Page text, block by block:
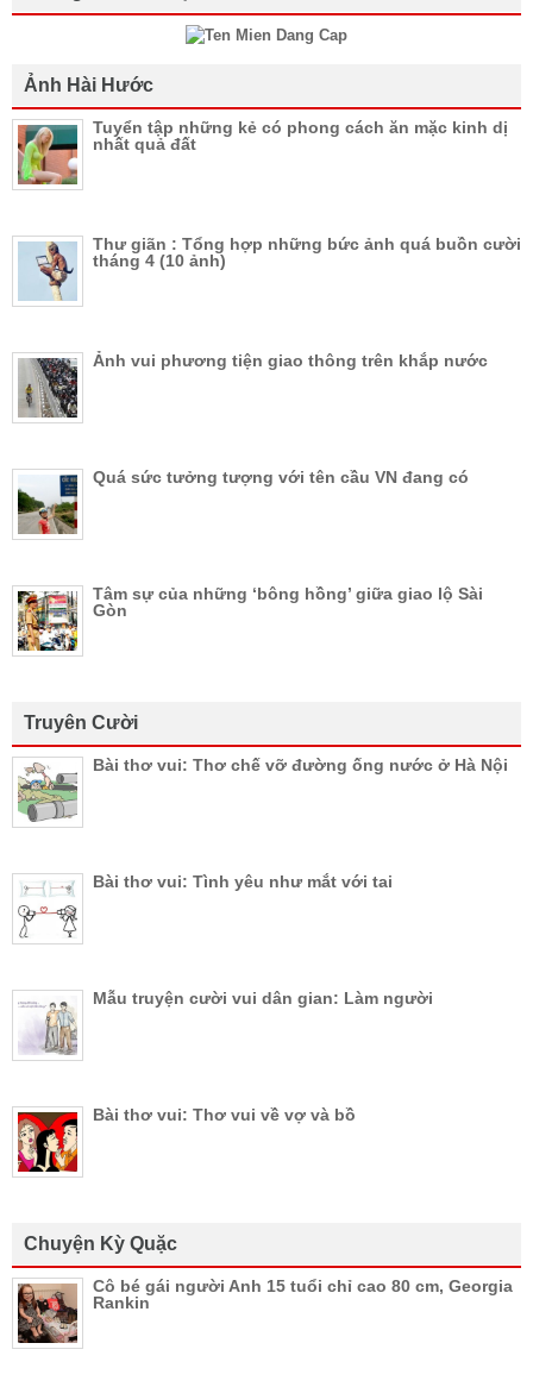
Ảnh Hài Hước
Tuyển tập những kẻ có phong cách ăn mặc kinh dị
nhất quả đất
Thư giãn : Tổng hợp những bức ảnh quá buồn cười
tháng 4 (10 ảnh)
Ảnh vui phương tiện giao thông trên khắp nước
Quá sức tưởng tượng với tên cầu VN đang có
Tâm sự của những ‘bông hồng’ giữa giao lộ Sài
Gòn
Truyên Cười
Bài thơ vui: Thơ chế vỡ đường ống nước ở Hà Nội
Bài thơ vui: Tình yêu như mắt với tai
Mẫu truyện cười vui dân gian: Làm người
Bài thơ vui: Thơ vui về vợ và bồ
Chuyện Kỳ Quặc
Cô bé gái người Anh 15 tuổi chỉ cao 80 cm, Georgia
Rankin